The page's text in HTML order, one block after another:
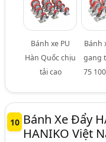
Bánh xe PU
Hàn Quốc chịu
tải cao
Bánh
gang
75
10 Bánh Xe Đẩy
HANIKO Việt